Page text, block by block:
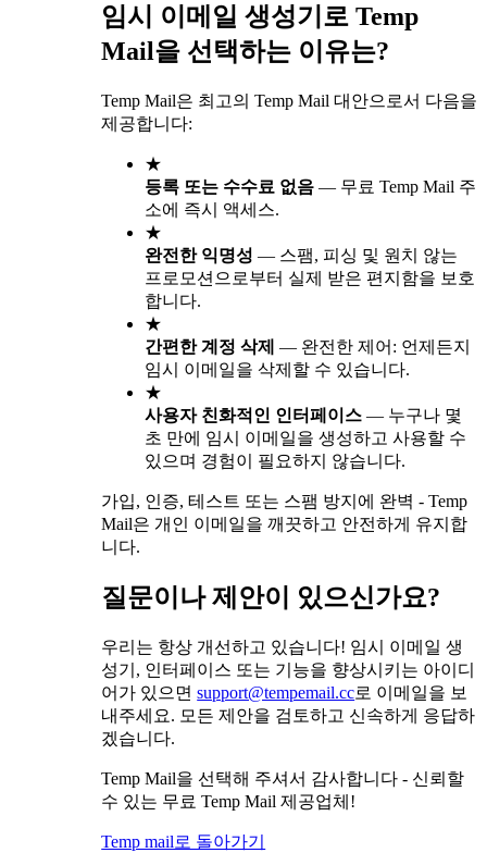
임시 이메일 생성기로 Temp
Mail을 선택하는 이유는?
Temp Mail은 최고의 Temp Mail 대안으로서 다음을
제공합니다:
★
등록 또는 수수료 없음 — 무료 Temp Mail 주
소에 즉시 액세스.
★
완전한 익명성 — 스팸, 피싱 및 원치 않는
프로모션으로부터 실제 받은 편지함을 보호
합니다.
★
간편한 계정 삭제 — 완전한 제어: 언제든지
임시 이메일을 삭제할 수 있습니다.
★
사용자 친화적인 인터페이스 — 누구나 몇
초 만에 임시 이메일을 생성하고 사용할 수
있으며 경험이 필요하지 않습니다.
가입, 인증, 테스트 또는 스팸 방지에 완벽 - Temp
Mail은 개인 이메일을 깨끗하고 안전하게 유지합
니다.
질문이나 제안이 있으신가요?
우리는 항상 개선하고 있습니다! 임시 이메일 생
성기, 인터페이스 또는 기능을 향상시키는 아이디
어가 있으면 support@tempemail.cc로 이메일을 보
내주세요. 모든 제안을 검토하고 신속하게 응답하
겠습니다.
Temp Mail을 선택해 주셔서 감사합니다 - 신뢰할
수 있는 무료 Temp Mail 제공업체!
Temp mail로 돌아가기